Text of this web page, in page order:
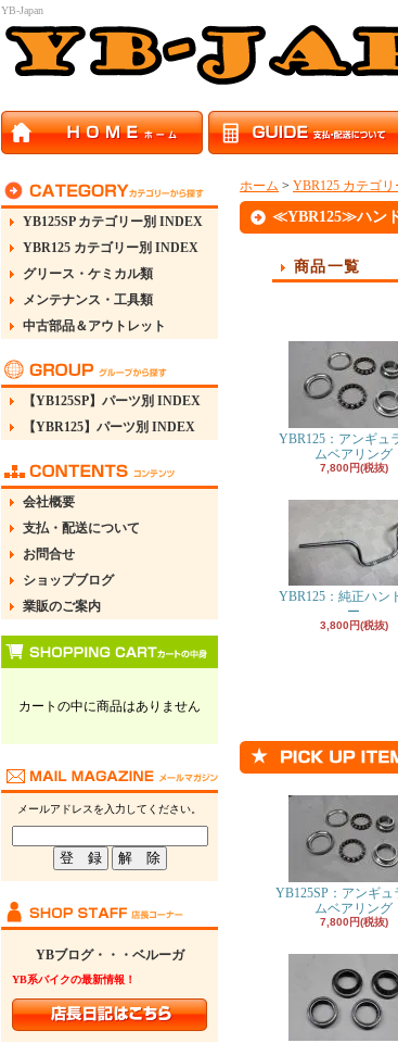
YB-Japan
YB125SP カテゴリー別 INDEX
YBR125 カテゴリー別 INDEX
グリース・ケミカル類
メンテナンス・工具類
中古部品＆アウトレット
【YB125SP】パーツ別 INDEX
【YBR125】パーツ別 INDEX
会社概要
支払・配送について
お問合せ
ショップブログ
業販のご案内
カートの中に商品はありません
メールアドレスを入力してください。
YBブログ・・・ベルーガ
YB系バイクの最新情報！
ホーム > YBR125 カテゴ
≪YBR125≫ハン
商品一覧
YBR125：アンギュ
ムベアリング
7,800円(税抜)
YBR125：純正ハン
ー
3,800円(税抜)
YB125SP：アンギュ
ムベアリング
7,800円(税抜)